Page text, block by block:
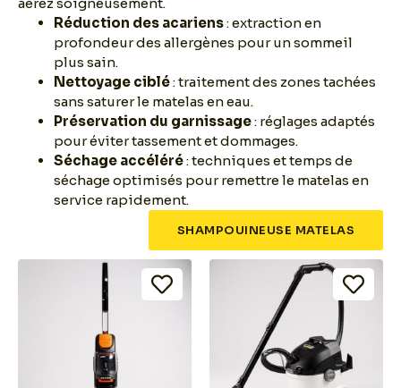
Réduction des acariens: extraction en
profondeur des allergènes pour un sommeil
plus sain.
Nettoyage ciblé: traitement des zones tachées
sans saturer le matelas en eau.
Préservation du garnissage: réglages adaptés
pour éviter tassement et dommages.
Séchage accéléré: techniques et temps de
séchage optimisés pour remettre le matelas en
service rapidement.
SHAMPOUINEUSE MATELAS